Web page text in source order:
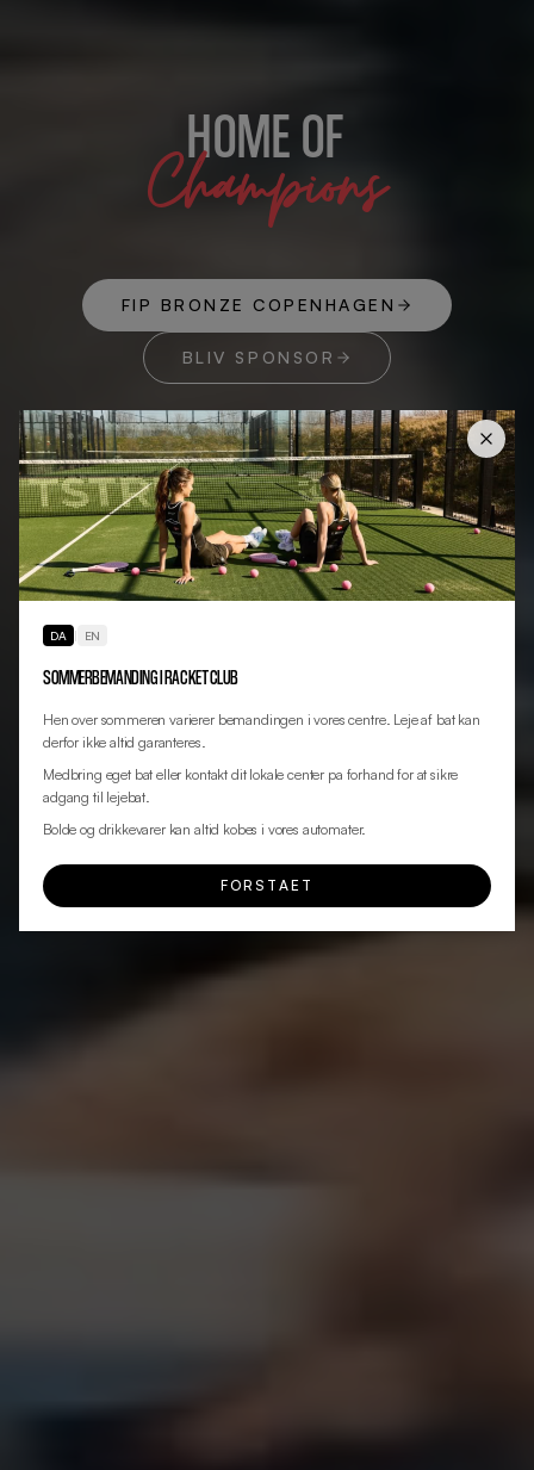
HOME OF
Champions
FIP BRONZE COPENHAGEN
BLIV SPONSOR
DA | EN
SOMMERBEMANDING I RACKET CLUB
Hen over sommeren varierer bemandingen i vores centre. Leje af bat kan
derfor ikke altid garanteres.
Medbring eget bat eller kontakt dit lokale center pa forhand for at sikre
adgang til lejebat.
Bolde og drikkevarer kan altid kobes i vores automater.
FORSTAET